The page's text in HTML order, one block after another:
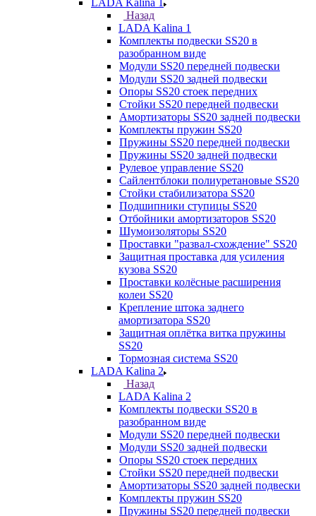
LADA Kalina 1
Назад
LADA Kalina 1
Комплекты подвески SS20 в
разобранном виде
Модули SS20 передней подвески
Модули SS20 задней подвески
Опоры SS20 стоек передних
Стойки SS20 передней подвески
Амортизаторы SS20 задней подвески
Комплекты пружин SS20
Пружины SS20 передней подвески
Пружины SS20 задней подвески
Рулевое управление SS20
Сайлентблоки полиуретановые SS20
Стойки стабилизатора SS20
Подшипники ступицы SS20
Отбойники амортизаторов SS20
Шумоизоляторы SS20
Проставки "развал-схождение" SS20
Защитная проставка для усиления
кузова SS20
Проставки колёсные расширения
колеи SS20
Крепление штока заднего
амортизатора SS20
Защитная оплётка витка пружины
SS20
Тормозная система SS20
LADA Kalina 2
Назад
LADA Kalina 2
Комплекты подвески SS20 в
разобранном виде
Модули SS20 передней подвески
Модули SS20 задней подвески
Опоры SS20 стоек передних
Стойки SS20 передней подвески
Амортизаторы SS20 задней подвески
Комплекты пружин SS20
Пружины SS20 передней подвески